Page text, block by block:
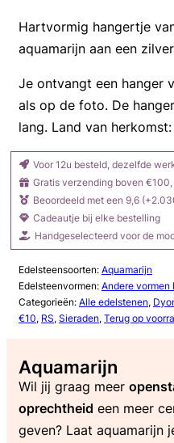
aquamarijn
hart
aantal
Hartvormig hangertje
aquamarijn aan een
Je ontvangt een hanger
als op de foto. De
lang. Land van
Voor 12u besteld, dezelfde
Gratis verzending boven
Beoordeeld met een 9,6
Cadeautje bij elke bestelling
Handgeselecteerd voor de
Edelsteensoorten: Aquamarijn
Edelsteenvormen: Andere vormen
Categorieën: Alle edelstenen,
€10, RS, Sieraden, Terug op
Aquamarijn
Wil jij graag meer
oprechtheid een meer
geven? Laat aquamarijn